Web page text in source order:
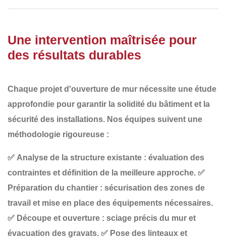
Une intervention maîtrisée pour
des résultats durables
Chaque projet d'ouverture de mur nécessite une étude
approfondie pour garantir la solidité du bâtiment et la
sécurité des installations. Nos équipes suivent une
méthodologie rigoureuse :
✅ Analyse de la structure existante : évaluation des
contraintes et définition de la meilleure approche. ✅
Préparation du chantier : sécurisation des zones de
travail et mise en place des équipements nécessaires.
✅ Découpe et ouverture : sciage précis du mur et
évacuation des gravats. ✅ Pose des linteaux et